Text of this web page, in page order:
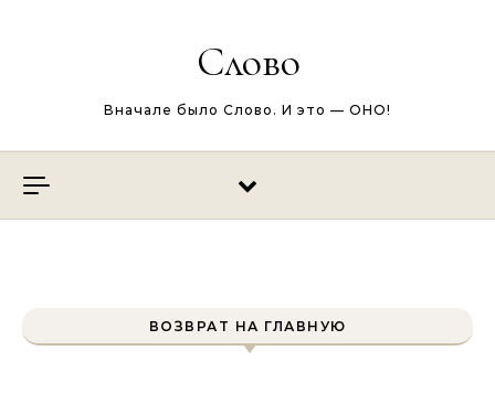
Слово
Вначале было Слово. И это — ОНО!
ВОЗВРАТ НА ГЛАВНУЮ